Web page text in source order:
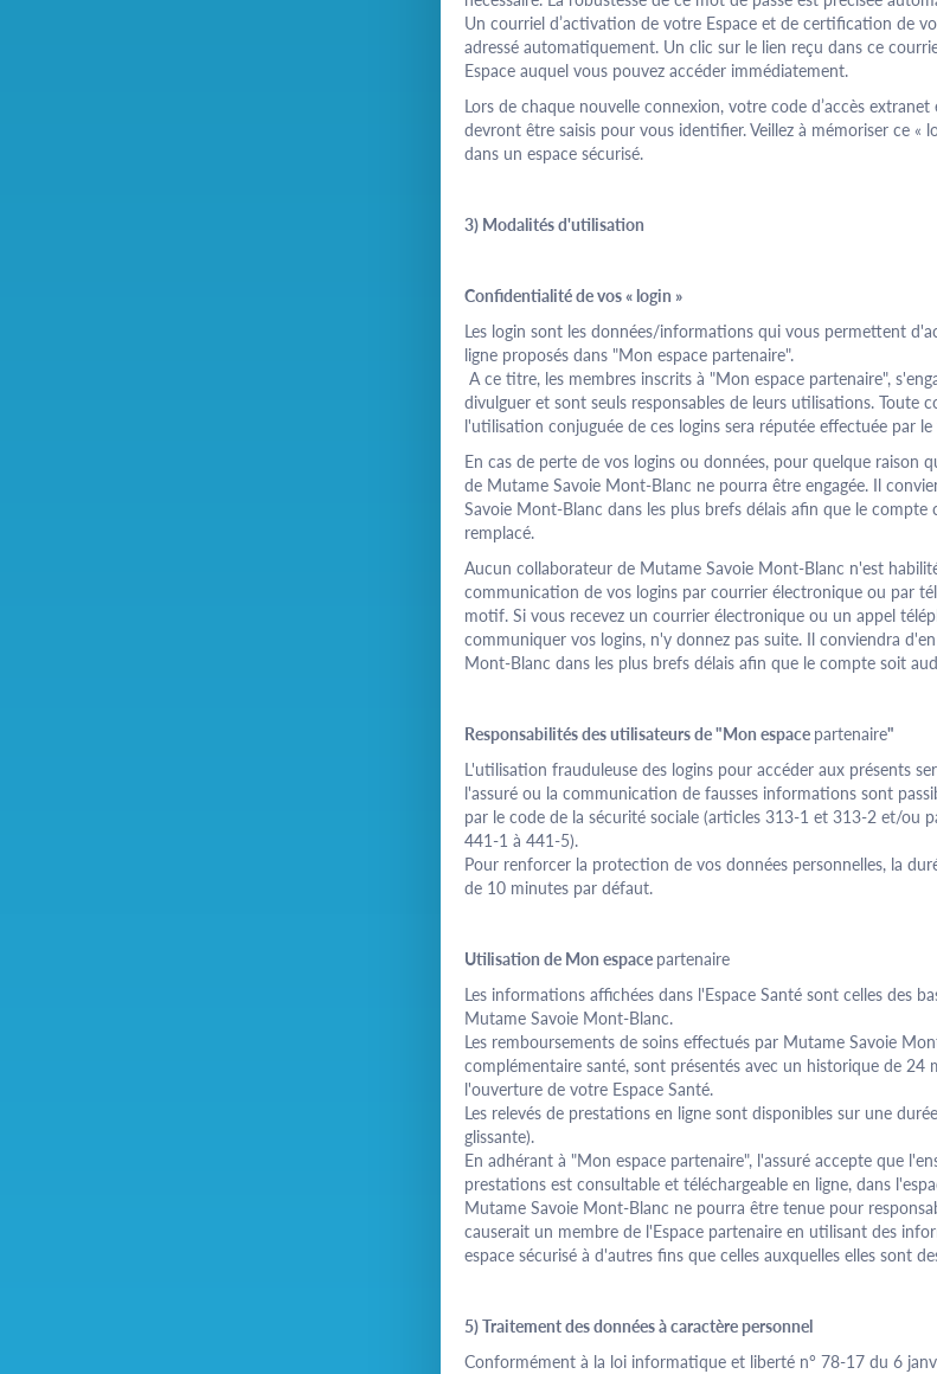
Un courriel d’activation de votre Espace et de certification de
adressé automatiquement. Un clic sur le lien reçu dans ce
Espace auquel vous pouvez accéder immédiatement.
Lors de chaque nouvelle connexion, votre code d’accès
devront être saisis pour vous identifier. Veillez à mémoriser ce «
dans un espace sécurisé.
3) Modalités d'utilisation
Confidentialité de vos « login »
Les login sont les données/informations qui vous permettent
ligne proposés dans "Mon espace partenaire".
A ce titre, les membres inscrits à "Mon espace partenaire",
divulguer et sont seuls responsables de leurs utilisations. Toute
l'utilisation conjuguée de ces logins sera réputée effectuée par
En cas de perte de vos logins ou données, pour quelque raison
de Mutame Savoie Mont-Blanc ne pourra être engagée. Il
Savoie Mont-Blanc dans les plus brefs délais afin que le compte
remplacé.
Aucun collaborateur de Mutame Savoie Mont-Blanc n'est
communication de vos logins par courrier électronique ou par
motif. Si vous recevez un courrier électronique ou un appel
communiquer vos logins, n'y donnez pas suite. Il conviendra
Mont-Blanc dans les plus brefs délais afin que le compte soit
Responsabilités des utilisateurs de "Mon espace partenaire"
L'utilisation frauduleuse des logins pour accéder aux présents
l'assuré ou la communication de fausses informations sont
par le code de la sécurité sociale (articles 313-1 et 313-2 et/ou
441-1 à 441-5).
Pour renforcer la protection de vos données personnelles, la
de 10 minutes par défaut.
Utilisation de Mon espace partenaire
Les informations affichées dans l'Espace Santé sont celles des
Mutame Savoie Mont-Blanc.
Les remboursements de soins effectués par Mutame Savoie
complémentaire santé, sont présentés avec un historique de 24
l'ouverture de votre Espace Santé.
Les relevés de prestations en ligne sont disponibles sur une
glissante).
En adhérant à "Mon espace partenaire", l'assuré accepte que
prestations est consultable et téléchargeable en ligne, dans
Mutame Savoie Mont-Blanc ne pourra être tenue pour
causerait un membre de l'Espace partenaire en utilisant des
espace sécurisé à d'autres fins que celles auxquelles elles sont
5) Traitement des données à caractère personnel
Conformément à la loi informatique et liberté n° 78-17 du 6